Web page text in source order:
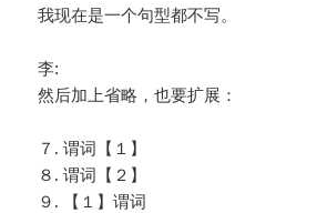
我现在是一个句型都不写。
李:
然后加上省略，也要扩展：
７. 谓词【１】
８. 谓词【２】
９. 【１】谓词